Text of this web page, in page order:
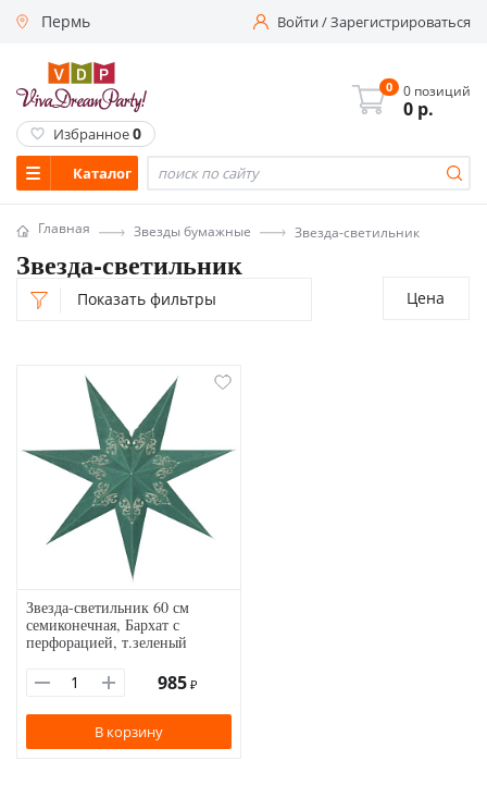
Пермь Войти/Зарегистрироваться
Каталог
0 0 позиций
0 р.
Избранное0
Главная Звезды бумажные Звезда-светильник
Звезда-светильник
Показать фильтры Цена
Звезда-светильник 60 см
семиконечная, Бархат с
перфорацией, т.зеленый
985 ₽
В корзину